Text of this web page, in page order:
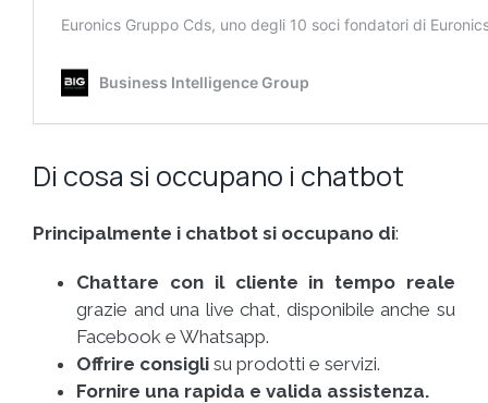
Di cosa si occupano i chatbot
Principalmente i chatbot si occupano di:
Chattare con il cliente in tempo reale
grazie and una live chat, disponibile anche su
Facebook e Whatsapp.
Offrire consigli su prodotti e servizi.
Fornire una rapida e valida assistenza.